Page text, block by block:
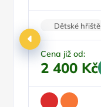
Dětské hřiště
Restaurace
Cena již od:
2 400 Kč